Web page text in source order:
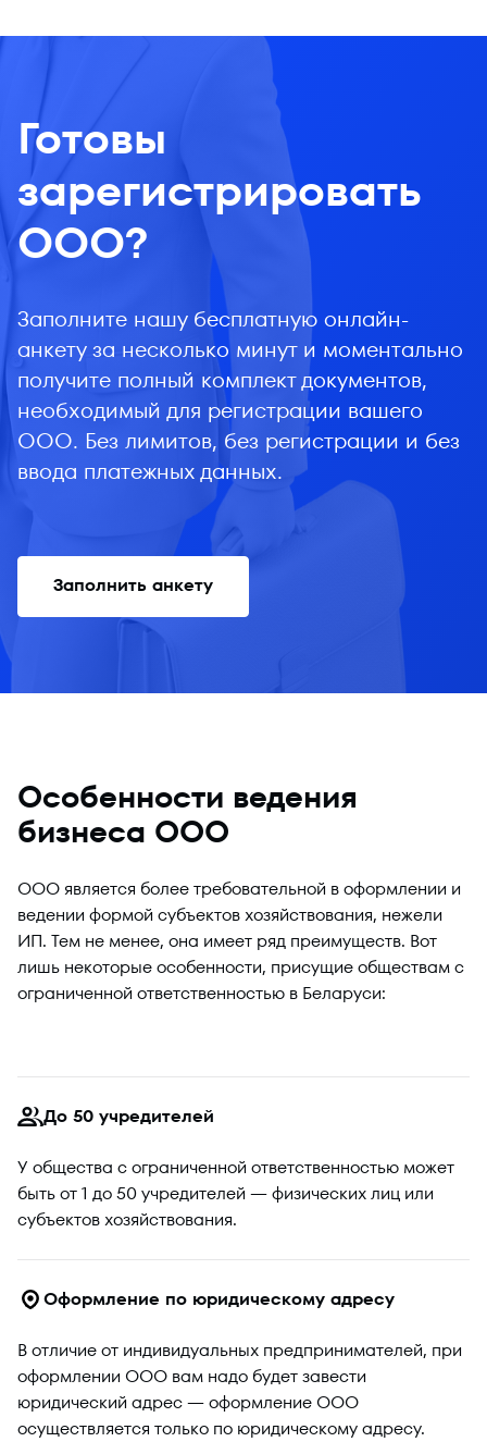
Готовы
зарегистрировать
ООО?
Заполните нашу бесплатную онлайн-
анкету за несколько минут и моментально
получите полный комплект документов,
необходимый для регистрации вашего
ООО. Без лимитов, без регистрации и без
ввода платежных данных.
Заполнить анкету
Особенности ведения
бизнеса ООО
ООО является более требовательной в оформлении и
ведении формой субъектов хозяйствования, нежели
ИП. Тем не менее, она имеет ряд преимуществ. Вот
лишь некоторые особенности, присущие обществам с
ограниченной ответственностью в Беларуси:
До 50 учредителей
У общества с ограниченной ответственностью может
быть от 1 до 50 учредителей — физических лиц или
субъектов хозяйствования.
Оформление по юридическому адресу
В отличие от индивидуальных предпринимателей, при
оформлении ООО вам надо будет завести
юридический адрес — оформление ООО
осуществляется только по юридическому адресу.